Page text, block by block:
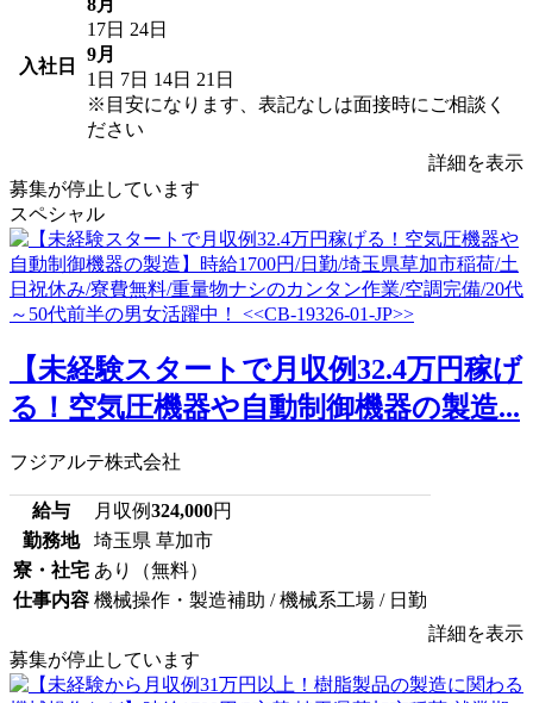
入社日
17日 24日
9月
1日 7日 14日 21日
※目安になります、表記なしは面接時にご相談く
ださい
詳細を表示
募集が停止しています
スペシャル
【未経験スタートで月収例32.4万円稼げ
る！空気圧機器や自動制御機器の製造...
フジアルテ株式会社
給与 月収例324,000円
勤務地
埼玉県 草加市
寮・社宅 あり（無料）
仕事内容 機械操作・製造補助 / 機械系工場 / 日勤
詳細を表示
募集が停止しています